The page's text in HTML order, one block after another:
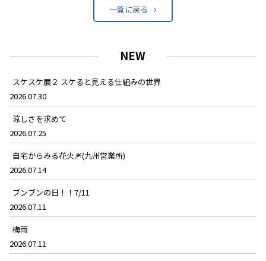
一覧に戻る
NEW
スケスケ展２ スケると見える仕組みの世界
2026.07.30
涼しさを求めて
2026.07.25
自宅からみる花火🎆(九州営業所)
2026.07.14
ブンブンの日！！7/11
2026.07.11
梅雨
2026.07.11